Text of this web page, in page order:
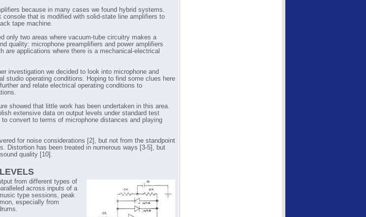
because in many cases we found hybrid systems.
console that is modified with solid-state line amplifiers to
tape machine.
only two areas where vacuum-tube circuitry makes a
quality: microphone preamplifiers and power amplifiers
are applications where there is a mechanical-electrical
investigation we decided to look into microphone and
studio operating conditions. Hoping to find some clues here
and relate electrical operating conditions to
showed that little work has been undertaken in this area.
extensive data on output levels under standard test
convert to terms of microphone distances and playing
for noise considerations [2], but not from the standpoint
Distortion has been treated in numerous ways [3-5], but
quality [10].
from different types of
across inputs of a
type sessions, peak
especially from